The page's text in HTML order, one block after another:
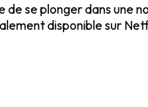
se plonger dans une
disponible sur